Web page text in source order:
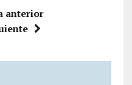
anterior